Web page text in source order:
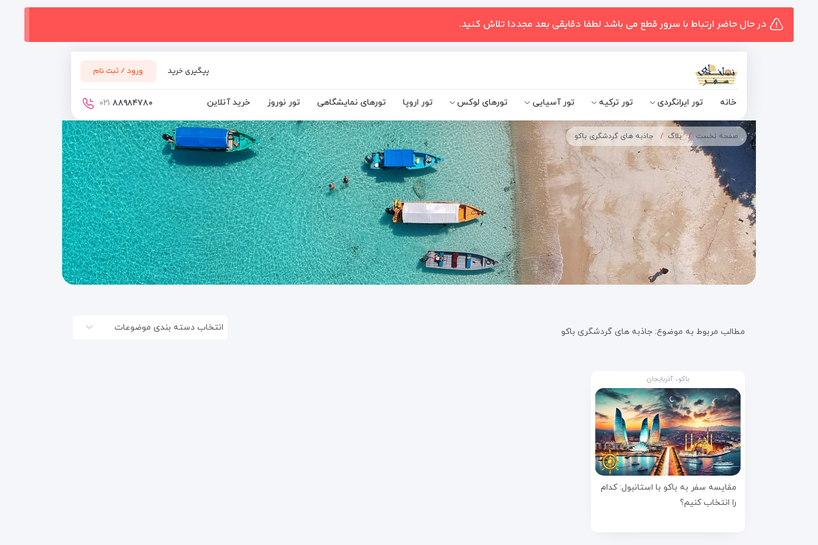
در حال حاضر ارتباط با سرور قطع می باشد لطفا دقایقی بعد مجددا تلاش کنید.
پیگیری خرید ورود / ثبت نام
خانه تور ایرانگردی تور ترکیه تور آسیایی تورهای لوکس تور اروپا تورهای نمایشگاهی تور نوروز خرید آنلاین ۸۸۹۸۴۷۸۰ ۰۲۱
صفحه نخست بلاگ جاذبه های گردشگری باکو
مطالب مربوط به موضوع: جاذبه های گردشگری باکو انتخاب دسته بندی موضوعات
باکو، آذربایجان
مقایسه سفر به باکو با استانبول: کدام
را انتخاب کنیم؟